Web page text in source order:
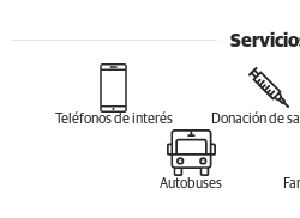
Teléfonos de interés Donación de
Autobuses